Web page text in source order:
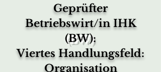
Geprüfter
Betriebswirt/in IHK
(BW):
Viertes Handlungsfeld:
Organisation